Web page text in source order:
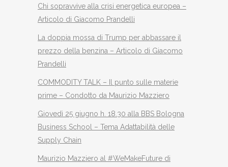
Chi sopravvive alla crisi energetica europea –
Articolo di Giacomo Prandelli
La doppia mossa di Trump per abbassare il
prezzo della benzina – Articolo di Giacomo
Prandelli
COMMODITY TALK – Il punto sulle materie
prime – Condotto da Maurizio Mazziero
Giovedì 25 giugno h. 18.30 alla BBS Bologna
Business School – Tema Adattabilità delle
Supply Chain
Maurizio Mazziero al #WeMakeFuture di